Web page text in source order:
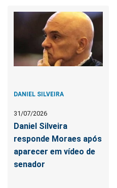
DANIEL SILVEIRA
31/07/2026
Daniel Silveira
responde Moraes após
aparecer em vídeo de
senador